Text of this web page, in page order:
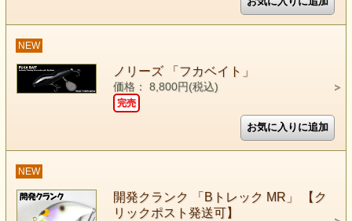
NEW
ノリーズ 「フカベイト」
価格： 8,800円(税込)
完売
NEW
開発クランク 「Bトレック MR」 【ク
リックポスト発送可】